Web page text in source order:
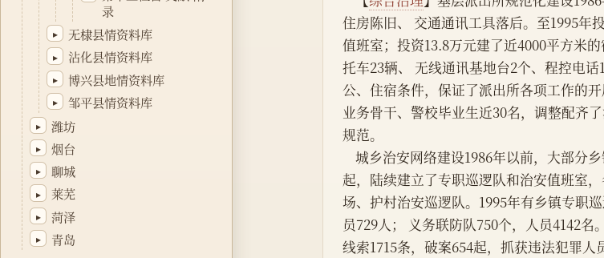
录
▸ 无棣县情资料库
▸ 沾化县情资料库
▸ 博兴县地情资料库
▸ 邹平县情资料库
▸ 潍坊
▸ 烟台
▸ 聊城
▸ 莱芜
▸ 菏泽
▸ 青岛
住房陈旧、 交通通讯工具落后。至1995年
值班室；投资13.8万元建了近4000平方米
托车23辆、 无线通讯基地台2个、程控电
公、住宿条件，保证了派出所各项工作的
业务骨干、警校毕业生近30名，调整配齐
规范。
城乡治安网络建设1986年以前，大部
起，陆续建立了专职巡逻队和治安值班室
场、护村治安巡逻队。1995年有乡镇专职
员729人； 义务联防队750个，人员4142
线索1715条，破案654起，抓获违法犯罪